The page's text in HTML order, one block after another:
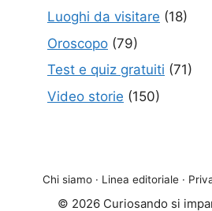
Luoghi da visitare (18)
Oroscopo (79)
Test e quiz gratuiti (71)
Video storie (150)
Chi siamo · Linea editoriale ·
© 2026 Curiosando si